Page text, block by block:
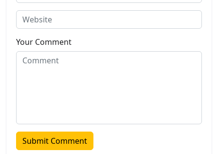
Your Comment